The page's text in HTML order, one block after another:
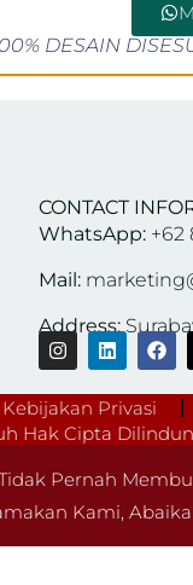
DESAIN
CONTACT
WhatsApp: +62
Mail:
Address:
Kebijakan Privasi
Hak Cipta
Pernah
Kami,